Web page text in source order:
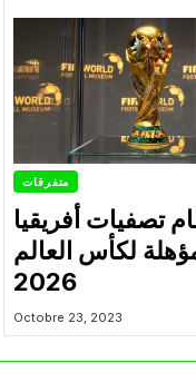
متفرقات
تصفيات أفريقيا
لكأس العالم
2026
Octobre 23, 2023